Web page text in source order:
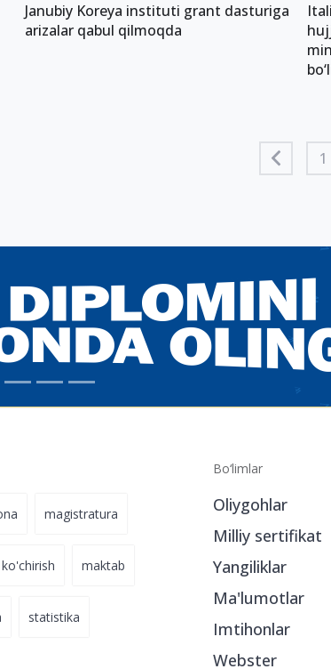
Janubiy Koreya instituti grant dasturiga
arizalar qabul qilmoqda
1
magistratura
maktab
statistika
Bo‘limlar
Oliygohlar
Milliy sertifikat
Yangiliklar
Ma'lumotlar
Imtihonlar
Webster